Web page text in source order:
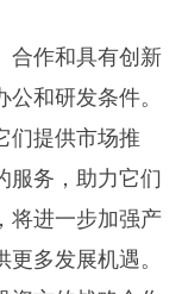
合作和具有创新
和研发条件。
们提供市场推
服务，助力它们
将进一步加强产
多发展机遇。